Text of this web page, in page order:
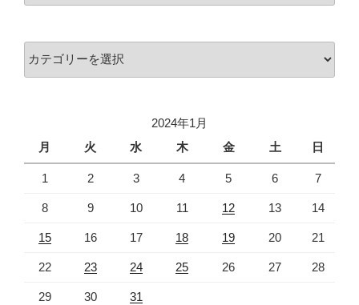
ブ
テ
2024年1月
月
火 水 木 金 土 日
1 2 3 4 5 6 7
8 9 10 11 12 13 14
15 16 17 18 19 20 21
22 23 24 25 26 27 28
29 30 31